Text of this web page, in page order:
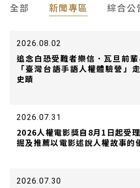
全部 新聞專區 綜合公
2026.08.02
追念白恐受難者樂信．瓦旦前
「臺灣台語手語人權體驗營」
史蹟
2026.07.31
2026人權電影獎自8月1日起受
掘及推薦以電影述說人權故事的
2026.07.30